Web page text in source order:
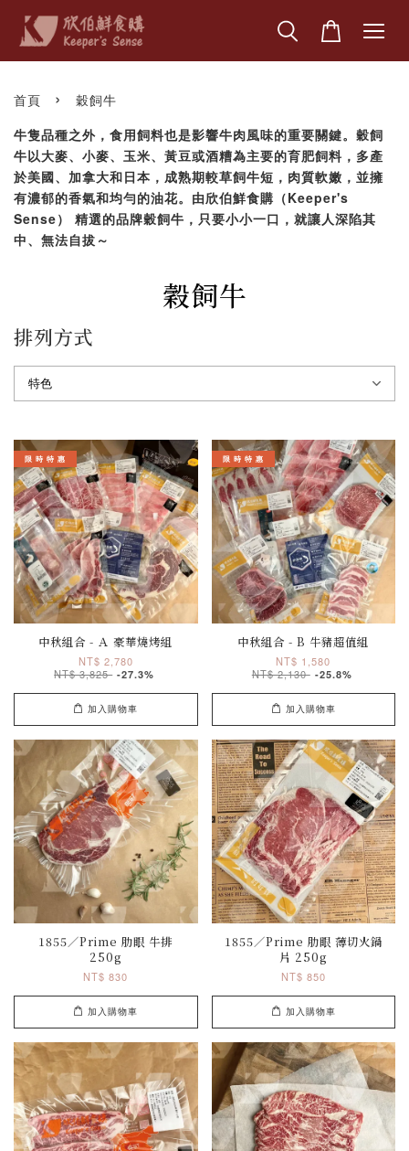
首頁 ›
穀飼牛
牛隻品種之外，食用飼料也是影響牛肉風味的重要關鍵。穀飼
牛以大麥、小麥、玉米、黃豆或酒糟為主要的育肥飼料，多產
於美國、加拿大和日本，成熟期較草飼牛短，肉質軟嫩，並擁
有濃郁的香氣和均勻的油花。由欣伯鮮食購（Keeper's
Sense） 精選的品牌穀飼牛，只要小小一口，就讓人深陷其
中、無法自拔～
穀飼牛
排列方式
限 時 特 惠
中秋組合 - Ａ 豪華燒烤組
NT$ 2,780
NT$ 3,825 -27.3%
加入購物車
限 時 特 惠
中秋組合 - B 牛豬超值組
NT$ 1,580
NT$ 2,130 -25.8%
加入購物車
1855／Prime 肋眼 牛排
250g
NT$ 830
加入購物車
1855／Prime 肋眼 薄切火鍋
片 250g
NT$ 850
加入購物車